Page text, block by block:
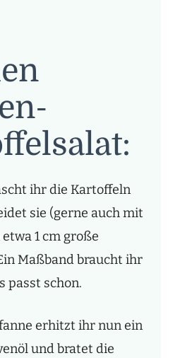
ihr die Kartoffeln
sie (gerne auch mit
1 cm große
Maßband braucht ihr
passt schon.
erhitzt ihr nun ein
und bratet die